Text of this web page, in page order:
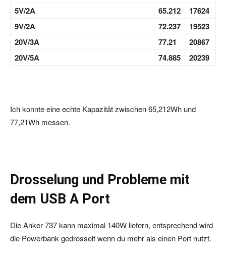
5V/2A
65.212
17624
9V/2A
72.237
19523
20V/3A
77.21
20867
20V/5A
74.885 20239
Ich konnte eine echte Kapazität zwischen 65,212Wh und
77,21Wh messen.
Drosselung und Probleme mit
dem USB A Port
Die Anker 737 kann maximal 140W liefern, entsprechend wird
die Powerbank gedrosselt wenn du mehr als einen Port nutzt.